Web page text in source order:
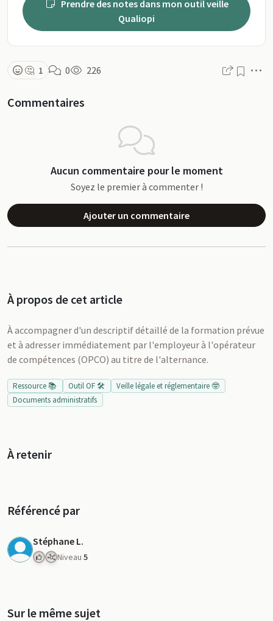
Qualiopi
🤔 1 0 226
Commentaires
Aucun commentaire pour le moment
Soyez le premier à commenter !
Ajouter un commentaire
À propos de cet article
À accompagner d'un descriptif détaillé de la formation prévue
et à adresser immédiatement par l'employeur à l'opérateur
de compétences (OPCO) au titre de l'alternance.
Ressource 📚 Outil OF 🛠️
Veille légale et réglementaire 🤓
Documents administratifs
À retenir
Référencé par
Stéphane L.
Niveau 5
Sur le même sujet